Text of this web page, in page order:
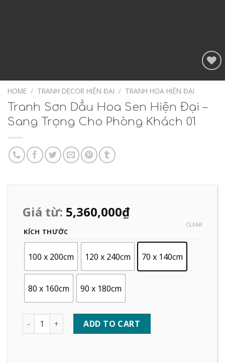
Add to
HOME / TRANH DECOR HIỆN ĐẠI / TRANH HOA HIỆN ĐẠI
Tranh Sơn Dầu Hoa Sen Hiện Đại –
Sang Trọng Cho Phòng Khách 01
Giá từ: 5,360,000₫
KÍCH THƯỚC
100 x 200cm 120 x 240cm 70 x 140cm
80 x 160cm 90 x 180cm
CLEAR
Quantity ADD TO CART